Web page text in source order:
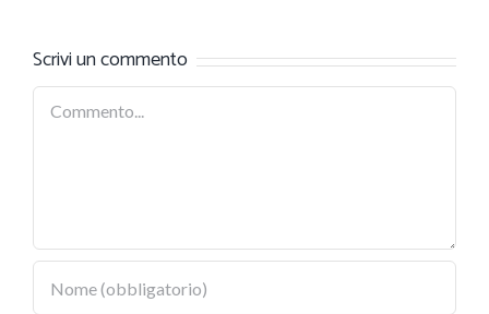
pagina
Scrivi un commento